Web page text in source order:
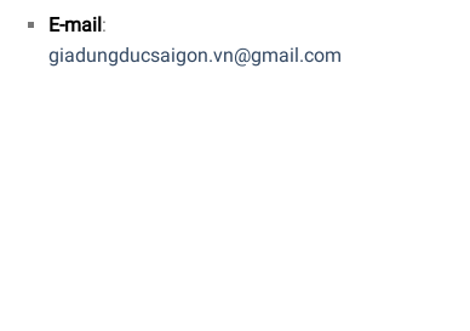
E-mail:
giadungducsaigon.vn@gmail.com